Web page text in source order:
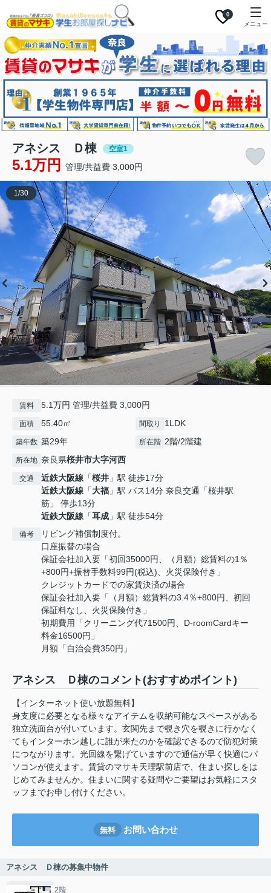
0
メニュー
アネシス Ｄ棟 空室1
5.1万円 管理/共益費 3,000円
1/30
賃料 5.1万円 管理/共益費 3,000円
面積 55.40㎡ 間取り 1LDK
築年数 築29年 所在階 2階/2階建
所在地 奈良県桜井市大字河西
交通 近鉄大阪線 「桜井 」駅 徒歩17分
近鉄大阪線 「大福 」駅 バス14分 奈良交通「桜井駅
筋」 停歩13分
近鉄大阪線 「耳成 」駅 徒歩54分
備考
リビング補償制度付。
口座振替の場合
保証会社加入要「初回35000円、（月額）総賃料の1％
+800円+振替手数料99円(税込)、火災保険付き」
クレジットカードでの家賃決済の場合
保証会社加入要「（月額）総賃料の3.4％+800円、初回
保証料なし、火災保険付き」
初期費用「クリーニング代71500円、D-roomCardキー
料金16500円」
月額「自治会費350円」
アネシス Ｄ棟のコメント(おすすめポイント)
【インターネット使い放題無料】
身支度に必要となる様々なアイテムを収納可能なスペースがある
独立洗面台が付いています。玄関先まで覗き穴を覗きに行かなく
てもインターホン越しに誰が来たのかを確認できるので防犯対策
につながります。光回線を繋げていますので通信が早く快適にパ
ソコンが使えます。賃貸のマサキ天理駅前店で、住まい探しをは
じめてみませんか。住まいに関する疑問やご要望はお気軽にスタ
ッフまでお申し付けください。
無料 お問い合わせ
アネシス Ｄ棟の募集中物件
2階